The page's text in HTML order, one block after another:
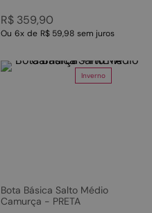
R$ 359,90
Ou 6x de R$ 59,98 sem juros
Inverno
Bota Básica Salto Médio
Camurça - PRETA